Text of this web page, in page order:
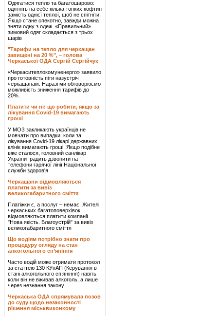
Одягатися тепло та багатошарово:
одягніть на себе кілька тонких кофтин
замість однієї теплої, щоб не спітніти.
Якщо стане спекотно, завжди можна
зняти одну з одеж. «Правильний»
зимовий одяг складається з трьох
шарів
"Тарифи на тепло для черкащан
завищені на 20 %", – голова
Черкаської ОДА Сергій Сергійчук
«Черкаситеплокомуненерго» заявило
про готовність піти назустріч
черкащанам. Наразі ми обговорюємо
можливість зниження тарифів до
20%.
Платити чи ні: що робити, якщо за
лікування Covid-19 вимагають
гроші
У МОЗ закликають українців не
мовчати про випадки, коли за
лікування Covid-19 лікарі державних
клінік вимагають гроші. Якщо подібне
вже сталося, головний санлікар
України радить дзвонити на
телефони гарячої лінії Національної
служби здоров'я
Черкащани відмовляються
платити за вивіз
великогабаритного сміття
Платіжки є, а послуг – немає. Жителі
черкаських багатоповерхівок
відмовляються платити компанії
"Нова якість. Благоустрій" за вивіз
великогабаритного сміття
Що водіям потрібно знати про
процедуру огляду на стан
алкогольного сп’яніння
Часто водій може отримати протокол
за статтею 130 КУпАП (Керування в
стані алкогольного сп’яніння) навіть
коли він не вживав алкоголь, а лише
через незнання закону
Черкаська ОДА спрямувала позов
до суду щодо незаконності
рішення міськвиконкому